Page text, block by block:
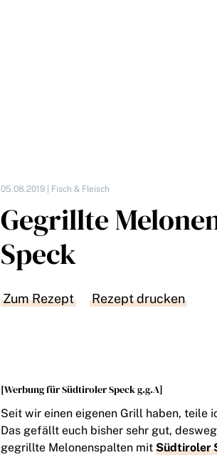
05.08.2019 | Fisch & Fleisch
Gegrillte
Speck
Zum Rezept Rezept drucken
[Werbung für Südtiroler Speck g.g.A]
Seit wir einen eigenen Grill haben, teile
Das gefällt euch bisher sehr gut,
gegrillte Melonenspalten mit Südtiroler